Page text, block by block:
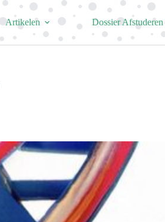
Artikelen Dossier Afstuderen